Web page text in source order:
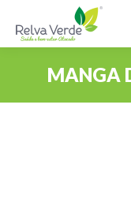
MANGA